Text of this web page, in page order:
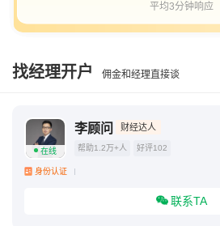
平均3分钟响应
找经理开户 佣金和经理直接谈
在线
李顾问 财经达人
帮助1.2万+人 好评102
身份认证
联系TA